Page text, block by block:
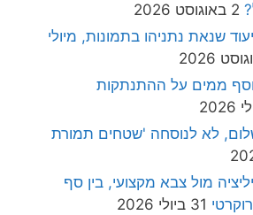
2 באוגוסט 2026
שנאת נתניהו בתמונות, מיולי
ממים על ההתנתקות
לא לנוסחה 'שטחים תמורת
מול צבא מקצועי, בין סף
31 ביולי 2026